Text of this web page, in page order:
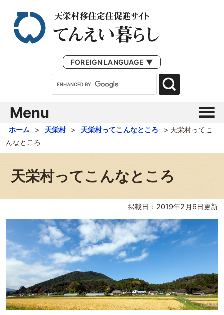
FOREIGN LANGUAGE ▼
Menu
ホーム > 天栄村 > 天栄村ってこんなところ > 天栄村ってこ
んなところ
天栄村ってこんなところ
掲載日：2019年2月6日更新